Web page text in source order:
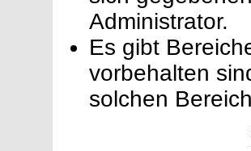
Administrator.
Es gibt
vorbehalten
solchen